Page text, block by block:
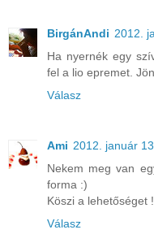
BirgánAndi 2012.
Ha nyernék egy
fel a lio epremet.
Válasz
Ami 2012. január
Nekem meg van
forma :)
Köszi a lehetőséget
Válasz